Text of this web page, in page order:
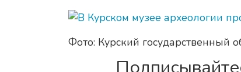
Фото: Курский государственный